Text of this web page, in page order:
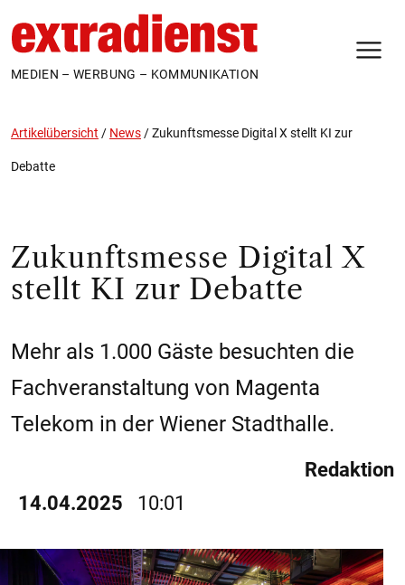
MEDIEN – WERBUNG – KOMMUNIKATION
Artikelübersicht / News /Zukunftsmesse Digital X stellt KI zur
Debatte
Zukunftsmesse Digital X
stellt KI zur Debatte
Mehr als 1.000 Gäste besuchten die
Fachveranstaltung von Magenta
Telekom in der Wiener Stadthalle.
14.04.2025 10:01
Redaktion